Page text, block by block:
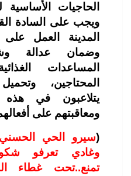
الحاجيات الأساسية
ويجب على السادة
المدينة العمل
وضمان عدالة
المساعدات
المحتاجين،
يتلاعبون في هذه
ومعاقبتهم على
(سيرو الحي
وغادي تعرفو
تمنع..تحت غطاء